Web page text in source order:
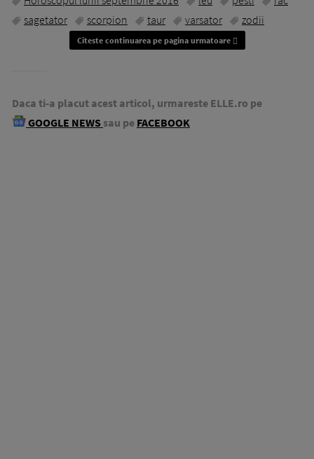
sagetator
scorpion taur varsator zodii
Citeste continuarea pe pagina urmatoare
Daca ti-a placut acest articol, urmareste ELLE.ro pe
GOOGLE NEWS sau pe FACEBOOK